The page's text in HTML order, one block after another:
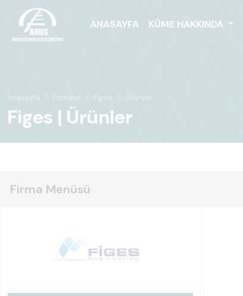
ANASAYFA KÜME HAKKINDA
Anasayfa Firmalar Figes Ürünler
Figes | Ürünler
Firma Menüsü